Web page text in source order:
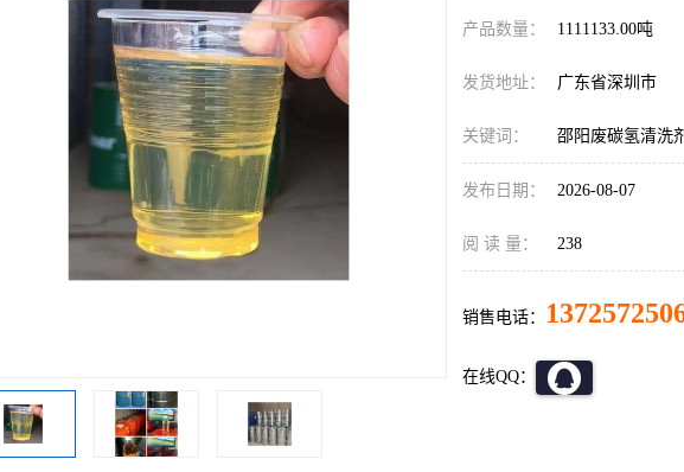
产品数量： 1111133.00吨
发货地址： 广东省深圳市
关键词： 邵阳废碳氢清洗
发布日期： 2026-08-07
阅 读 量： 238
销售电话：
在线QQ：